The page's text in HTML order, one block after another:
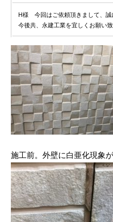
H様 今回はご依頼頂きまして、誠
今後共、永建工業を宜しくお願い致
施工前。外壁に白亜化現象